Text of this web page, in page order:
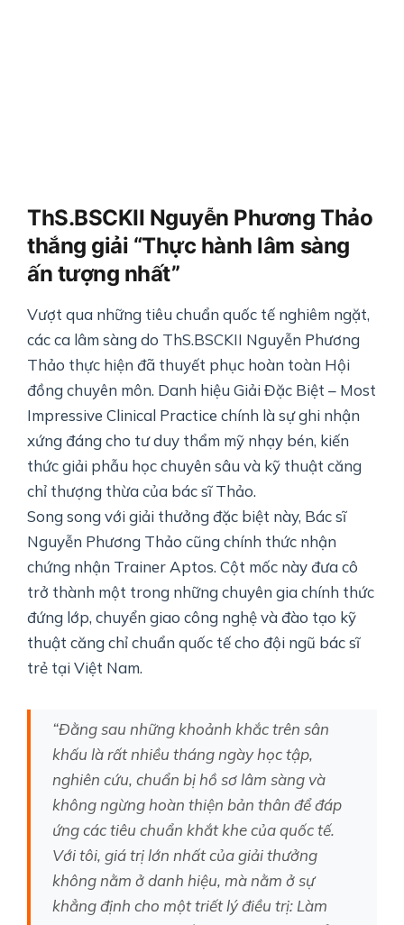
ThS.BSCKII Nguyễn Phương Thảo
thắng giải “Thực hành lâm sàng
ấn tượng nhất”
Vượt qua những tiêu chuẩn quốc tế nghiêm ngặt,
các ca lâm sàng do ThS.BSCKII Nguyễn Phương
Thảo thực hiện đã thuyết phục hoàn toàn Hội
đồng chuyên môn. Danh hiệu Giải Đặc Biệt – Most
Impressive Clinical Practice chính là sự ghi nhận
xứng đáng cho tư duy thẩm mỹ nhạy bén, kiến
thức giải phẫu học chuyên sâu và kỹ thuật căng
chỉ thượng thừa của bác sĩ Thảo.
Song song với giải thưởng đặc biệt này, Bác sĩ
Nguyễn Phương Thảo cũng chính thức nhận
chứng nhận Trainer Aptos. Cột mốc này đưa cô
trở thành một trong những chuyên gia chính thức
đứng lớp, chuyển giao công nghệ và đào tạo kỹ
thuật căng chỉ chuẩn quốc tế cho đội ngũ bác sĩ
trẻ tại Việt Nam.
“Đằng sau những khoảnh khắc trên sân
khấu là rất nhiều tháng ngày học tập,
nghiên cứu, chuẩn bị hồ sơ lâm sàng và
không ngừng hoàn thiện bản thân để đáp
ứng các tiêu chuẩn khắt khe của quốc tế.
Với tôi, giá trị lớn nhất của giải thưởng
không nằm ở danh hiệu, mà nằm ở sự
khẳng định cho một triết lý điều trị: Làm